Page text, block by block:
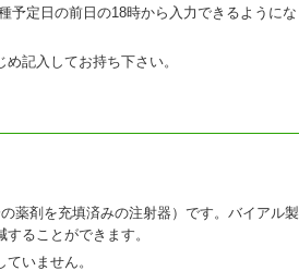
予定日の前日の18時から入力できるようにな
記入してお持ち下さい。
薬剤を充填済みの注射器）です。バイアル製
ることができます。
いません。